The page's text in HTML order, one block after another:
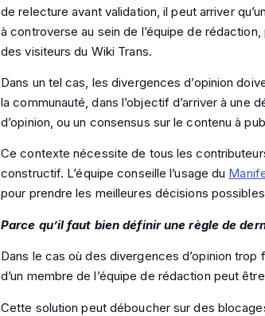
de relecture avant validation, il peut arriver
à controverse au sein de l’équipe de
des visiteurs du Wiki Trans.
Dans un tel cas, les divergences d’opinion
la communauté, dans l’objectif d’arriver à
d’opinion, ou un consensus sur le contenu à
Ce contexte nécessite de tous les
constructif. L’équipe conseille l’usage du
pour prendre les meilleures décisions
Parce qu’il faut bien définir une règle de
Dans le cas où des divergences d’opinion trop
d’un membre de l’équipe de rédaction peut
Cette solution peut déboucher sur des